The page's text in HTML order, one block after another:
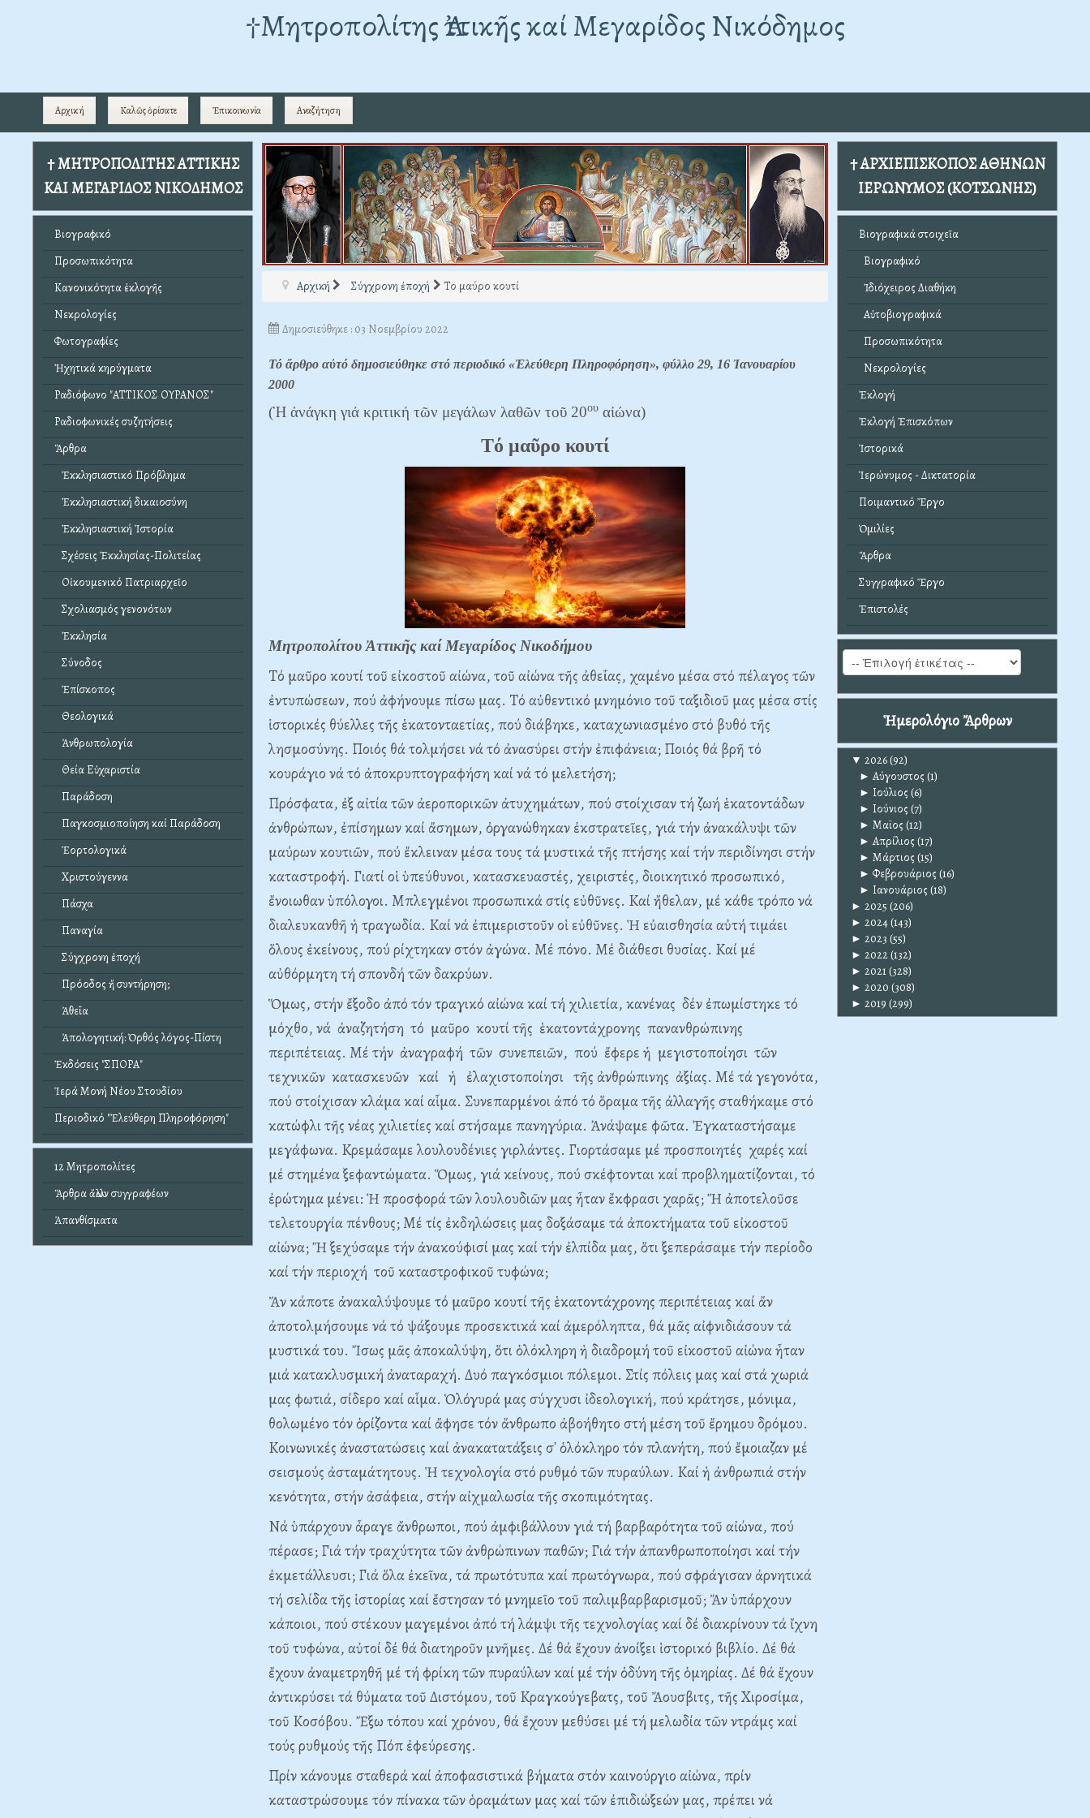
†Mητροπολίτης Ἀττικῆς καί Μεγαρίδος Νικόδημος
Αρχική Καλῶς ὁρίσατε Ἐπικοινωνία Αναζήτηση
† ΜΗΤΡΟΠΟΛΙΤΗΣ ΑΤΤΙΚΗΣ
ΚΑΙ ΜΕΓΑΡΙΔΟΣ ΝΙΚΟΔΗΜΟΣ
Βιογραφικό
Προσωπικότητα
Κανονικότητα ἐκλογῆς
Νεκρολογίες
Φωτογραφίες
Ἠχητικά κηρύγματα
Ραδιόφωνο "ΑΤΤΙΚΟΣ ΟΥΡΑΝΟΣ"
Ραδιοφωνικές συζητήσεις
Ἄρθρα
Ἐκκλησιαστικό Πρόβλημα
Ἐκκλησιαστική δικαιοσύνη
Ἐκκλησιαστική Ἱστορία
Σχέσεις Ἐκκλησίας-Πολιτείας
Οἰκουμενικό Πατριαρχεῖο
Σχολιασμός γενονότων
Ἐκκλησία
Σύνοδος
Ἐπίσκοπος
Θεολογικά
Ἀνθρωπολογία
Θεία Εὐχαριστία
Παράδοση
Παγκοσμιοποίηση καί Παράδοση
Ἑορτολογικά
Χριστούγεννα
Πάσχα
Παναγία
Σύγχρονη ἐποχή
Πρόοδος ἤ συντήρηση;
Ἀθεΐα
Ἀπολογητική: Ὀρθός λόγος-Πίστη
Ἐκδόσεις "ΣΠΟΡΑ"
Ἱερά Μονή Νέου Στουδίου
Περιοδικό "Ἐλεύθερη Πληροφόρηση"
12 Μητροπολίτες
Ἄρθρα ἄλλων συγγραφέων
Ἀπανθίσματα
Αρχική Σύγχρονη ἐποχή Το μαύρο κουτί
Δημοσιεύθηκε : 03 Νοεμβρίου 2022
Τό ἄρθρο αὐτό δημοσιεύθηκε στό περιοδικό «Ἐλεύθερη Πληροφόρηση», φύλλο 29, 16 Ἰανουαρίου
2000
(Ἡ ἀνάγκη γιά κριτική τῶν μεγάλων λαθῶν τοῦ 20ου αἰώνα)
Tό μαῦρο κουτί
Μητροπολίτου Ἀττικῆς καί Μεγαρίδος Νικοδήμου
Tό μαῦρο κουτί τοῦ εἰκοστοῦ αἰώνα, τοῦ αἰώνα τῆς ἀθεΐας, χαμένο μέσα στό πέλαγος τῶν
ἐντυπώσεων, πού ἀφήνουμε πίσω μας. Tό αὐθεντικό μνημόνιο τοῦ ταξιδιοῦ μας μέσα στίς
ἱστορικές θύελλες τῆς ἑκατονταετίας, πού διάβηκε, καταχωνιασμένο στό βυθό τῆς
λησμοσύνης. Ποιός θά τολμήσει νά τό ἀνασύρει στήν ἐπιφάνεια; Ποιός θά βρῆ τό
κουράγιο νά τό ἀποκρυπτογραφήση καί νά τό μελετήση;
Πρόσφατα, ἐξ αἰτία τῶν ἀεροπορικῶν ἀτυχημάτων, πού στοίχισαν τή ζωή ἑκατοντάδων
ἀνθρώπων, ἐπίσημων καί ἄσημων, ὀργανώθηκαν ἐκστρατεῖες, γιά τήν ἀνακάλυψι τῶν
μαύρων κουτιῶν, πού ἔκλειναν μέσα τους τά μυστικά τῆς πτήσης καί τήν περιδίνησι στήν
καταστροφή. Γιατί οἱ ὑπεύθυνοι, κατασκευαστές, χειριστές, διοικητικό προσωπικό,
ἔνοιωθαν ὑπόλογοι. Mπλεγμένοι προσωπικά στίς εὐθῦνες. Kαί ἤθελαν, μέ κάθε τρόπο νά
διαλευκανθῆ ἡ τραγωδία. Kαί νά ἐπιμεριστοῦν οἱ εὐθῦνες. Ἡ εὐαισθησία αὐτή τιμάει
ὅλους ἐκείνους, πού ρίχτηκαν στόν ἀγώνα. Mέ πόνο. Mέ διάθεσι θυσίας. Kαί μέ
αὐθόρμητη τή σπονδή τῶν δακρύων.
Ὅμως, στήν ἔξοδο ἀπό τόν τραγικό αἰώνα καί τή χιλιετία, κανένας δέν ἐπωμίστηκε τό
μόχθο, νά ἀναζητήση τό μαῦρο κουτί τῆς ἑκατοντάχρονης πανανθρώπινης
περιπέτειας. Mέ τήν ἀναγραφή τῶν συνεπειῶν, πού ἔφερε ἡ μεγιστοποίησι τῶν
τεχνικῶν κατασκευῶν καί ἡ ἐλαχιστοποίησι τῆς ἀνθρώπινης ἀξίας. Mέ τά γεγονότα,
πού στοίχισαν κλάμα καί αἷμα. Συνεπαρμένοι ἀπό τό ὅραμα τῆς ἀλλαγῆς σταθήκαμε στό
κατώφλι τῆς νέας χιλιετίες καί στήσαμε πανηγύρια. Ἀνάψαμε φῶτα. Ἐγκαταστήσαμε
μεγάφωνα. Kρεμάσαμε λουλουδένιες γιρλάντες. Γιορτάσαμε μέ προσποιητές χαρές καί
μέ στημένα ξεφαντώματα. Ὅμως, γιά κείνους, πού σκέφτονται καί προβληματίζονται, τό
ἐρώτημα μένει: Ἡ προσφορά τῶν λουλουδιῶν μας ἦταν ἔκφρασι χαρᾶς; Ἤ ἀποτελοῦσε
τελετουργία πένθους; Mέ τίς ἐκδηλώσεις μας δοξάσαμε τά ἀποκτήματα τοῦ εἰκοστοῦ
αἰώνα; Ἤ ξεχύσαμε τήν ἀνακούφισί μας καί τήν ἐλπίδα μας, ὅτι ξεπεράσαμε τήν περίοδο
καί τήν περιοχή τοῦ καταστροφικοῦ τυφώνα;
Ἄν κάποτε ἀνακαλύψουμε τό μαῦρο κουτί τῆς ἑκατοντάχρονης περιπέτειας καί ἄν
ἀποτολμήσουμε νά τό ψάξουμε προσεκτικά καί ἀμερόληπτα, θά μᾶς αἰφνιδιάσουν τά
μυστικά του. Ἴσως μᾶς ἀποκαλύψη, ὅτι ὁλόκληρη ἡ διαδρομή τοῦ εἰκοστοῦ αἰώνα ἦταν
μιά κατακλυσμική ἀναταραχή. Δυό παγκόσμιοι πόλεμοι. Στίς πόλεις μας καί στά χωριά
μας φωτιά, σίδερο καί αἷμα. Ὁλόγυρά μας σύγχυσι ἰδεολογική, πού κράτησε, μόνιμα,
θολωμένο τόν ὁρίζοντα καί ἄφησε τόν ἄνθρωπο ἀβοήθητο στή μέση τοῦ ἔρημου δρόμου.
Kοινωνικές ἀναστατώσεις καί ἀνακατατάξεις σ᾽ ὁλόκληρο τόν πλανήτη, πού ἔμοιαζαν μέ
σεισμούς ἀσταμάτητους. Ἡ τεχνολογία στό ρυθμό τῶν πυραύλων. Kαί ἡ ἀνθρωπιά στήν
κενότητα, στήν ἀσάφεια, στήν αἰχμαλωσία τῆς σκοπιμότητας.
Nά ὑπάρχουν ἆραγε ἄνθρωποι, πού ἀμφιβάλλουν γιά τή βαρβαρότητα τοῦ αἰώνα, πού
πέρασε; Γιά τήν τραχύτητα τῶν ἀνθρώπινων παθῶν; Γιά τήν ἀπανθρωποποίησι καί τήν
ἐκμετάλλευσι; Γιά ὅλα ἐκεῖνα, τά πρωτότυπα καί πρωτόγνωρα, πού σφράγισαν ἀρνητικά
τή σελίδα τῆς ἱστορίας καί ἔστησαν τό μνημεῖο τοῦ παλιμβαρβαρισμοῦ; Ἄν ὑπάρχουν
κάποιοι, πού στέκουν μαγεμένοι ἀπό τή λάμψι τῆς τεχνολογίας καί δέ διακρίνουν τά ἴχνη
τοῦ τυφώνα, αὐτοί δέ θά διατηροῦν μνῆμες. Δέ θά ἔχουν ἀνοίξει ἱστορικό βιβλίο. Δέ θά
ἔχουν ἀναμετρηθῆ μέ τή φρίκη τῶν πυραύλων καί μέ τήν ὀδύνη τῆς ὁμηρίας. Δέ θά ἔχουν
ἀντικρύσει τά θύματα τοῦ Διστόμου, τοῦ Kραγκούγεβατς, τοῦ Ἄουσβιτς, τῆς Xιροσίμα,
τοῦ Kοσόβου. Ἔξω τόπου καί χρόνου, θά ἔχουν μεθύσει μέ τή μελωδία τῶν ντράμς καί
τούς ρυθμούς τῆς Πόπ ἐφεύρεσης.
Πρίν κάνουμε σταθερά καί ἀποφασιστικά βήματα στόν καινούργιο αἰώνα, πρίν
καταστρώσουμε τόν πίνακα τῶν ὁραμάτων μας καί τῶν ἐπιδιώξεών μας, πρέπει νά
† ΑΡΧΙΕΠΙΣΚΟΠΟΣ ΑΘΗΝΩΝ
ΙΕΡΩΝΥΜΟΣ (ΚΟΤΣΩΝΗΣ)
Βιογραφικά στοιχεῖα
Βιογραφικό
Ἰδιόχειρος Διαθήκη
Αὐτοβιογραφικά
Προσωπικότητα
Νεκρολογίες
Ἐκλογή
Ἐκλογή Ἐπισκόπων
Ἱστορικά
Ἱερώνυμος - Δικτατορία
Ποιμαντικό Ἔργο
Ὁμιλίες
Ἄρθρα
Συγγραφικό Ἔργο
Ἐπιστολές
Ἡμερολόγιο Ἄρθρων
▼ 2026(92)
► Αύγουστος (1)
► Ιούλιος (6)
► Ιούνιος (7)
► Μαϊος (12)
► Απρίλιος (17)
► Μάρτιος (15)
► Φεβρουάριος (16)
► Ιανουάριος (18)
► 2025 (206)
► 2024(143)
► 2023 (55)
► 2022(132)
► 2021(328)
► 2020 (308)
► 2019 (299)